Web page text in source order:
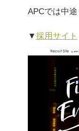
APCでは中
▼採用サイト